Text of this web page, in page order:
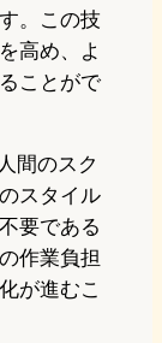
。この技
高め、よ
ことがで
間のスク
スタイル
要である
作業負担
が進むこ